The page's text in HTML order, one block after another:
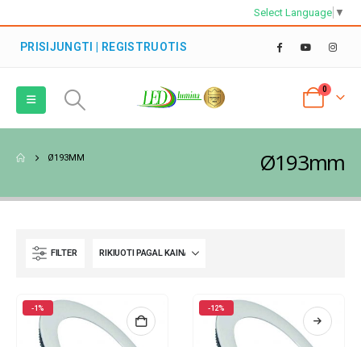
Select Language ▼
PRISIJUNGTI | REGISTRUOTIS
0
Ø193mm
Ø193MM
FILTER
-1% -12%